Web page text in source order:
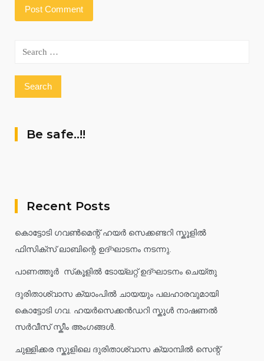
Search
Be safe..!!
Recent Posts
കൊട്ടോടി ഗവൺമെന്റ് ഹയർ സെക്കണ്ടറി സ്കൂളിൽ
ഫിസിക്സ് ലാബിന്റെ ഉദ്ഘാടനം നടന്നു.
പാണത്തൂർ സ്‌കൂളിൽ ടോയ്ലറ്റ് ഉദ്ഘാടനം ചെയ്തു
ദുരിതാശ്വാസ ക്യാംപിൽ ചായയും പലഹാരവുമായി
കൊട്ടോടി ഗവ. ഹയർസെക്കൻഡറി സ്കൂൾ നാഷണൽ
സർവീസ് സ്കീം അംഗങ്ങൾ.
ചുള്ളിക്കര സ്കൂളിലെ ദുരിതാശ്വാസ ക്യാമ്പിൽ സെന്റ്